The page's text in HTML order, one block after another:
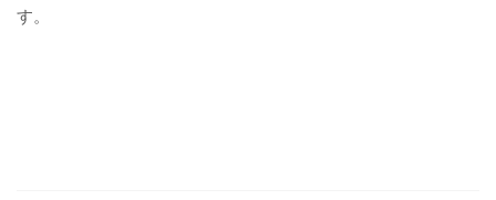
す。